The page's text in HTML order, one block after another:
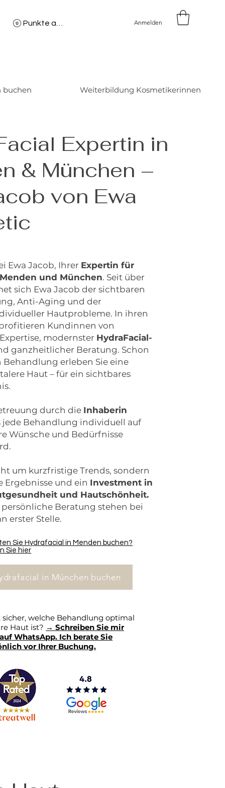
Anmelden
buchen Weiterbildung Kosmetikerinnen
Expertin in
& München –
von Ewa
Ewa Jacob, Ihrer Expertin für
und München. Seit über
sich Ewa Jacob der sichtbaren
Anti-Aging und der
Hautprobleme. In ihren
Kundinnen von
modernster HydraFacial-
ganzheitlicher Beratung. Schon
Behandlung erleben Sie eine
Haut – für ein sichtbares
durch die Inhaberin
jede Behandlung individuell auf
Wünsche und Bedürfnisse
um kurzfristige Trends, sondern
und ein Investment in
und Hautschönheit.
Beratung stehen bei
erster Stelle.
Sie Hydrafacial in Menden buchen?
Sie hier
in München buchen
sicher, welche Behandlung optimal
Haut ist? → Schreiben Sie mir
WhatsApp. Ich berate Sie
vor Ihrer Buchung.